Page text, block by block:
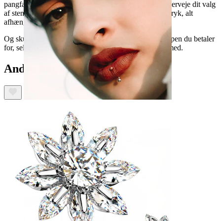
pangfarver og helt over i kulsort. Brug lidt tid på at overveje dit valg
af stenfarve, da dette smykke har et meget varieret udtryk, alt
afhængig af hvilken model man vælger.
Og skulle du være i tvivl, så er det naturligvis kun toppen du betaler
for, selve basen, som sidder under huden følger ikke med.
Andre har også købt